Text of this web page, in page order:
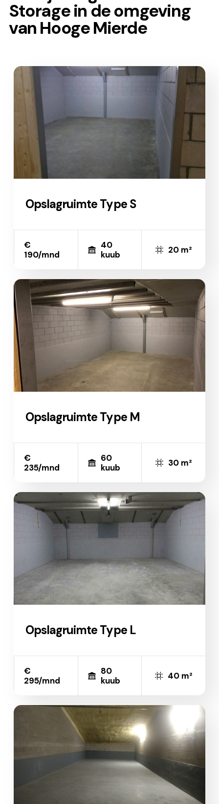
Storage in de omgeving
van Hooge Mierde
Opslagruimte Type S
€
190/mnd
40
kuub
20 m²
Opslagruimte Type M
€
235/mnd
60
kuub
30 m²
Opslagruimte Type L
€
295/mnd
80
kuub
40 m²